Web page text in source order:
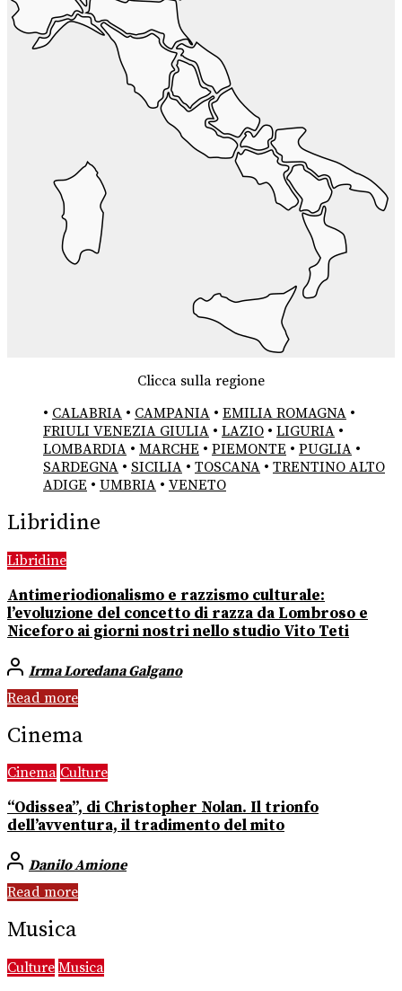
Clicca sulla regione
• CALABRIA • CAMPANIA • EMILIA ROMAGNA •
FRIULI VENEZIA GIULIA • LAZIO • LIGURIA •
LOMBARDIA • MARCHE • PIEMONTE • PUGLIA •
SARDEGNA • SICILIA • TOSCANA • TRENTINO ALTO
ADIGE • UMBRIA • VENETO
Libridine
Libridine
Antimeriodionalismo e razzismo culturale:
l’evoluzione del concetto di razza da Lombroso e
Niceforo ai giorni nostri nello studio Vito Teti
Irma Loredana Galgano
Read more
Cinema
Cinema Culture
“Odissea”, di Christopher Nolan. Il trionfo
dell’avventura, il tradimento del mito
Danilo Amione
Read more
Musica
Culture Musica